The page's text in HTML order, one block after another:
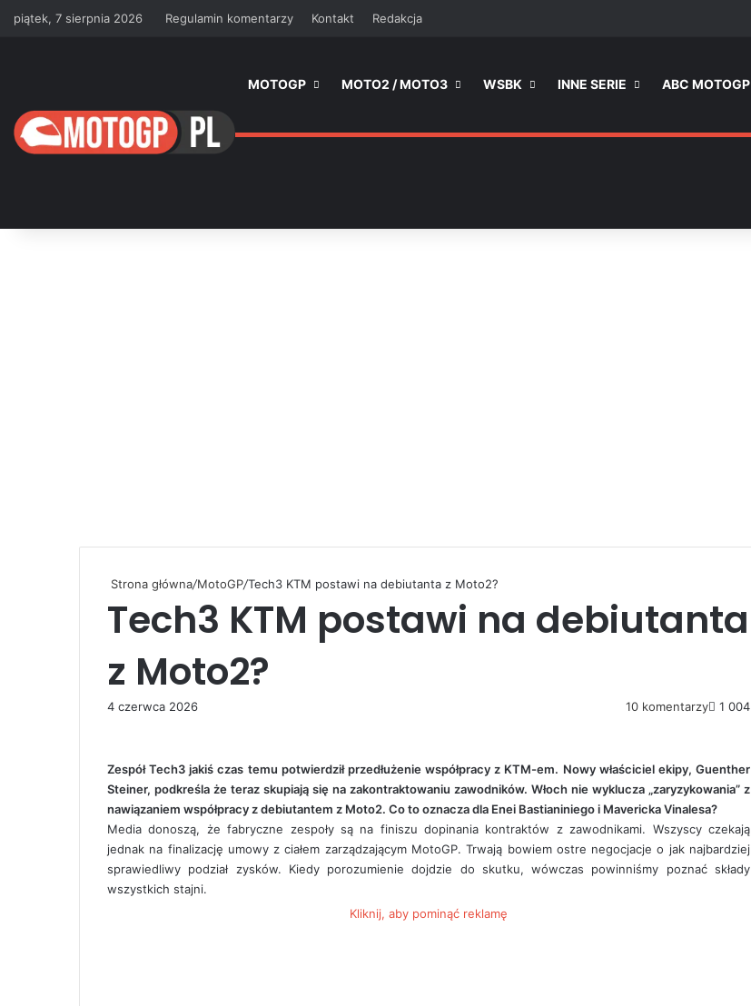
piątek, 7 sierpnia 2026 Regulamin komentarzy Kontakt Redakcja
MOTOGP MOTO2 / MOTO3 WSBK INNE SERIE ABC MOTOGP
Strona główna/MotoGP/Tech3 KTM postawi na debiutanta z Moto2?
Tech3 KTM postawi na debiutanta
z Moto2?
4 czerwca 2026 10 komentarzy 1 004
Zespół Tech3 jakiś czas temu potwierdził przedłużenie współpracy z KTM-em. Nowy właściciel ekipy, Guenther
Steiner, podkreśla że teraz skupiają się na zakontraktowaniu zawodników. Włoch nie wyklucza „zaryzykowania” z
nawiązaniem współpracy z debiutantem z Moto2. Co to oznacza dla Enei Bastianiniego i Mavericka Vinalesa?
Media donoszą, że fabryczne zespoły są na finiszu dopinania kontraktów z zawodnikami. Wszyscy czekają
jednak na finalizację umowy z ciałem zarządzającym MotoGP. Trwają bowiem ostre negocjacje o jak najbardziej
sprawiedliwy podział zysków. Kiedy porozumienie dojdzie do skutku, wówczas powinniśmy poznać składy
wszystkich stajni.
Kliknij, aby pominąć reklamę